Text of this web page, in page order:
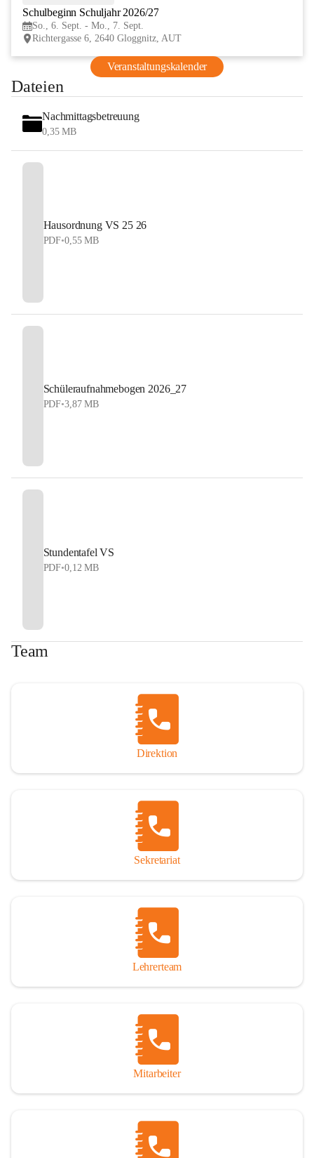
Schulbeginn Schuljahr 2026/27
So., 6. Sept. - Mo., 7. Sept.
Richtergasse 6, 2640 Gloggnitz, AUT
Veranstaltungskalender
Dateien
Nachmittagsbetreuung
0,35 MB
Hausordnung VS 25 26
PDF•0,55 MB
Schüleraufnahmebogen 2026_27
PDF•3,87 MB
Stundentafel VS
PDF•0,12 MB
Team
Direktion
Sekretariat
Lehrerteam
Mitarbeiter